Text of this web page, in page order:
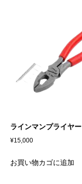
ラインマンプライヤー
¥15,000
お買い物カゴに追加